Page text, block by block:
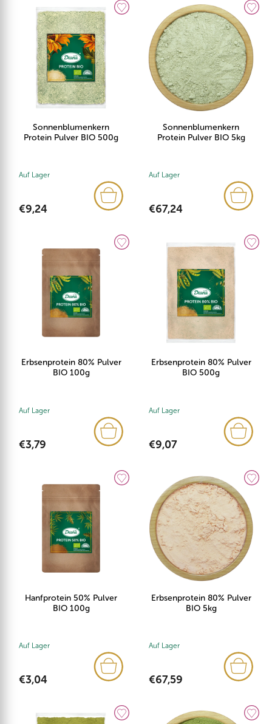
Sonnenblumenkern
Protein Pulver BIO 500g
Auf Lager
€9,24
Sonnenblumenkern
Protein Pulver BIO 5kg
Auf Lager
€67,24
Erbsenprotein 80% Pulver
BIO 100g
Auf Lager
€3,79
Erbsenprotein 80% Pulver
BIO 500g
Auf Lager
€9,07
Hanfprotein 50% Pulver
BIO 100g
Auf Lager
€3,04
Erbsenprotein 80% Pulver
BIO 5kg
Auf Lager
€67,59